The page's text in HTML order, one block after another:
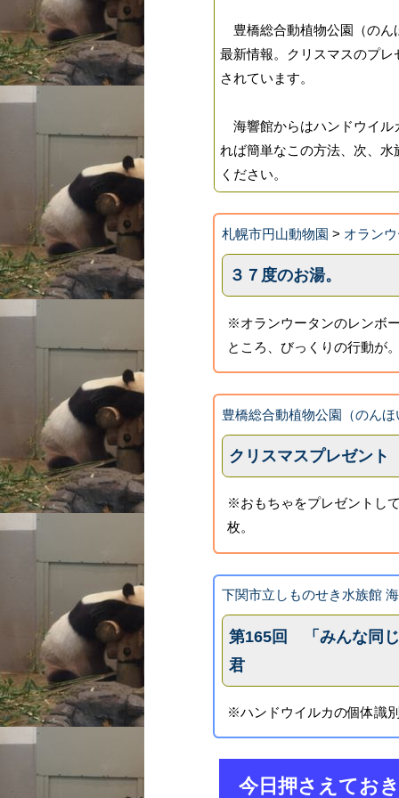
豊橋総合動植物公園（のん
最新情報。クリスマスのプ
されています。
海響館からはハンドウイル
れば簡単なこの方法、次、
ください。
札幌市円山動物園 > オラン
３７度のお湯。
※オランウータンのレンボ
ところ、びっくりの行動が
豊橋総合動植物公園（のん
クリスマスプレゼン
※おもちゃをプレゼントし
枚。
下関市立しものせき水族館
第165回 「みんな同
君
※ハンドウイルカの個体識
今日押さえてお